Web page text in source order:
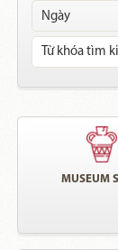
MUSEUM